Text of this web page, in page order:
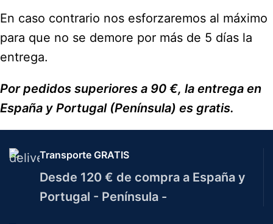
En caso contrario nos esforzaremos al máximo
para que no se demore por más de 5 días la
entrega.
Por pedidos superiores a 90 €, la entrega en
España y Portugal (Península) es gratis.
Transporte GRATIS
Desde 120 € de compra a España y
Portugal - Península -